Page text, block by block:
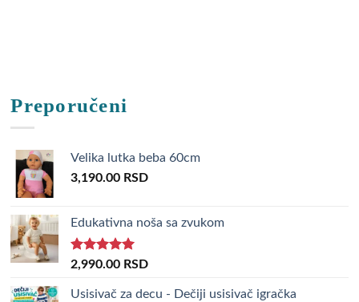
Preporučeni
Velika lutka beba 60cm
3,190.00 RSD
Edukativna noša sa zvukom
Rated5.00
2,990.00 RSD
Usisivač za decu - Dečiji usisivač igračka